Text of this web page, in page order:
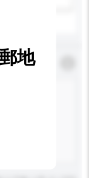
*必須填寫
地